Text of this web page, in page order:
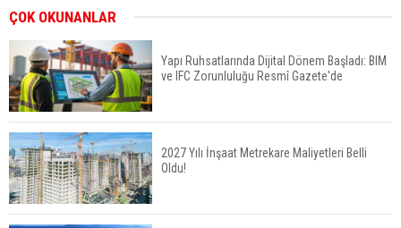
Konut Satışları Güçlü Seyrini Korudu Yabancıya
Satış Geriledi
ABD'de İnşaat Harcamaları Geriledi
ÇOK OKUNANLAR
Yapı Ruhsatlarında Dijital Dönem Başladı: BIM
ve IFC Zorunluluğu Resmî Gazete'de
2027 Yılı İnşaat Metrekare Maliyetleri Belli
Oldu!